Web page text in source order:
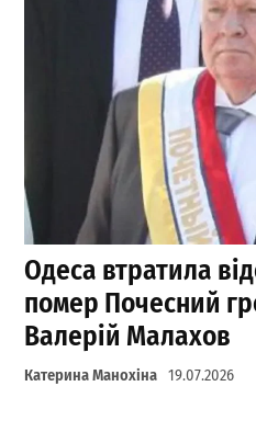
Одеса втратила
помер Почесний
Валерій Малахов
Катерина Манохіна 19.07.2026